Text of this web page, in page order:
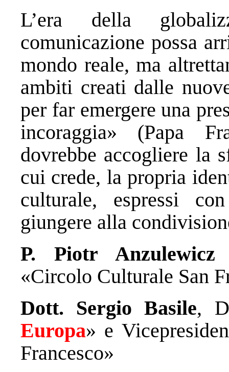
L’era della
comunicazione possa
mondo reale, ma
ambiti creati dalle
per far emergere una
incoraggia» (Papa
dovrebbe accogliere la
cui crede, la propria
culturale, espressi
giungere alla
P. Piotr Anzulewicz
«Circolo Culturale San
Dott. Sergio Basile,
Europa» e
Francesco»